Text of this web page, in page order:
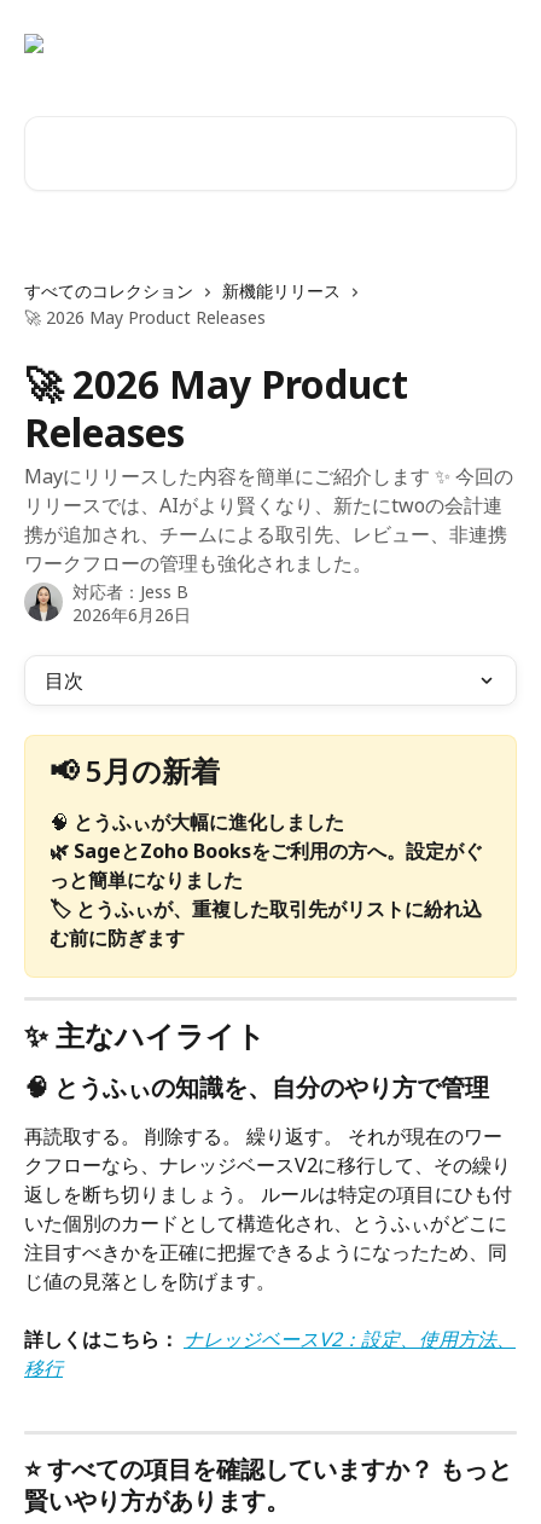
すべてのコレクション
新機能リリース
🚀 2026 May Product Releases
🚀 2026 May Product
Releases
Mayにリリースした内容を簡単にご紹介します ✨ 今回の
リリースでは、AIがより賢くなり、新たにtwoの会計連
携が追加され、チームによる取引先、レビュー、非連携
ワークフローの管理も強化されました。
対応者： Jess B
2026年6月26日
目次
📢 5月の新着
🧠 とうふぃが大幅に進化しました
🌿 SageとZoho Booksをご利用の方へ。設定がぐ
っと簡単になりました
🏷️ とうふぃが、重複した取引先がリストに紛れ込
む前に防ぎます
✨ 主なハイライト
🧠 とうふぃの知識を、自分のやり方で管理
再読取する。 削除する。 繰り返す。 それが現在のワー
クフローなら、ナレッジベースV2に移行して、その繰り
返しを断ち切りましょう。 ルールは特定の項目にひも付
いた個別のカードとして構造化され、とうふぃがどこに
注目すべきかを正確に把握できるようになったため、同
じ値の見落としを防げます。
詳しくはこちら： ナレッジベースV2：設定、使用方法、
移行
⭐ すべての項目を確認していますか？ もっと
賢いやり方があります。